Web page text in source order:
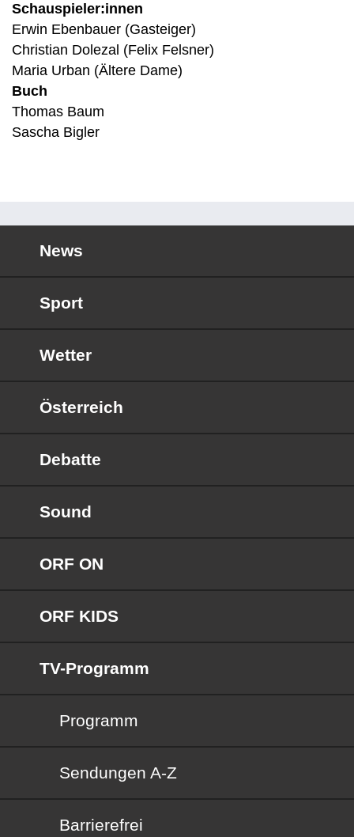
Schauspieler:innen
Erwin Ebenbauer (Gasteiger)
Christian Dolezal (Felix Felsner)
Maria Urban (Ältere Dame)
Buch
Thomas Baum
Sascha Bigler
News
Sport
Wetter
Österreich
Debatte
Sound
ORF ON
ORF KIDS
TV-Programm
Programm
Sendungen von A bis Z
Sendungen A-Z
Barrierefrei
Barrierefrei